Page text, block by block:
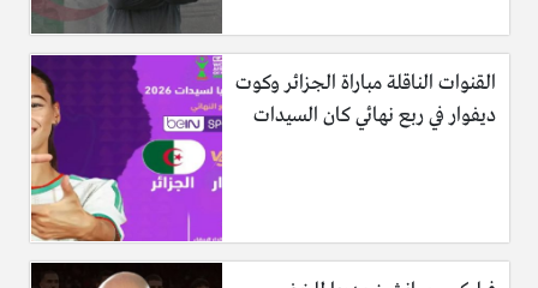
القنوات الناقلة مباراة الجزائر وكوت
ديفوار في ربع نهائي كان السيدات